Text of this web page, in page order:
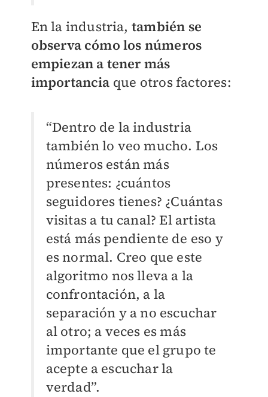
En la industria, también se
observa cómo los números
empiezan a tener más
importancia que otros factores:
“Dentro de la industria
también lo veo mucho. Los
números están más
presentes: ¿cuántos
seguidores tienes? ¿Cuántas
visitas a tu canal? El artista
está más pendiente de eso y
es normal. Creo que este
algoritmo nos lleva a la
confrontación, a la
separación y a no escuchar
al otro; a veces es más
importante que el grupo te
acepte a escuchar la
verdad”.